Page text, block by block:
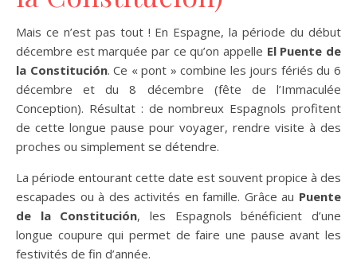
Mais ce n’est pas tout ! En Espagne, la période du début
décembre est marquée par ce qu’on appelle El Puente de
la Constitución. Ce « pont » combine les jours fériés du 6
décembre et du 8 décembre (fête de l’Immaculée
Conception). Résultat : de nombreux Espagnols profitent
de cette longue pause pour voyager, rendre visite à des
proches ou simplement se détendre.
La période entourant cette date est souvent propice à des
escapades ou à des activités en famille. Grâce au Puente
de la Constitución, les Espagnols bénéficient d’une
longue coupure qui permet de faire une pause avant les
festivités de fin d’année.